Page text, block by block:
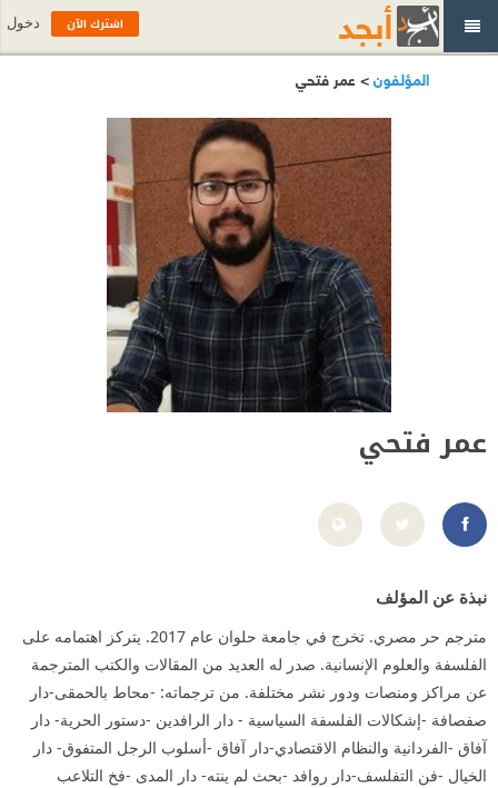
المؤلفون> عمر فتحي
عمر فتحي
https://www.facebook.com/omarfat7y7
نبذة عن المؤلف
مترجم حر مصري. تخرج في جامعة حلوان عام 2017. يتركز اهتمامه على
الفلسفة والعلوم الإنسانية. صدر له العديد من المقالات والكتب المترجمة
عن مراكز ومنصات ودور نشر مختلفة. من ترجماته: -محاط بالحمقى-دار
صفصافة -إشكالات الفلسفة السياسية - دار الرافدين -دستور الحرية- دار
آفاق -الفردانية والنظام الاقتصادي-دار آفاق -أسلوب الرجل المتفوق- دار
الخيال -فن التفلسف-دار روافد -بحث لم ينته- دار المدى -فخ التلاعب
اشترك الآن دخول